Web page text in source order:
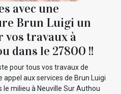
avec une
Brun Luigi un
travaux à
dans le 27800 !!
pour tous vos travaux de
aux services de Brun Luigi
milieu à Neuville Sur Authou